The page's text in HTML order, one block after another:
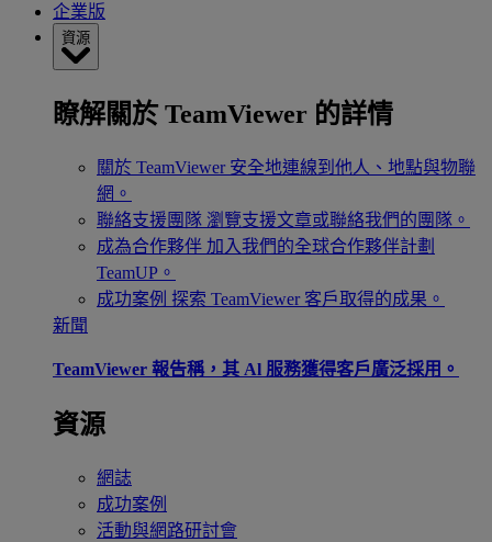
企業版
資源
瞭解關於 TeamViewer 的詳情
關於 TeamViewer 安全地連線到他人、地點與物聯
網。
聯絡支援團隊 瀏覽支援文章或聯絡我們的團隊。
成為合作夥伴 加入我們的全球合作夥伴計劃
TeamUP。
成功案例 探索 TeamViewer 客戶取得的成果。
新聞
TeamViewer 報告稱，其 Al 服務獲得客戶廣泛採用。
資源
網誌
成功案例
活動與網路研討會